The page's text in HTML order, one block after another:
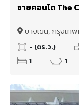
ขายคอนโด The
บางเขน, กรุงเท
- (ตร.ว.)
1
1